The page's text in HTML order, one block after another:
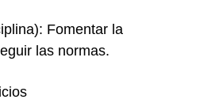
Fomentar la
las normas.